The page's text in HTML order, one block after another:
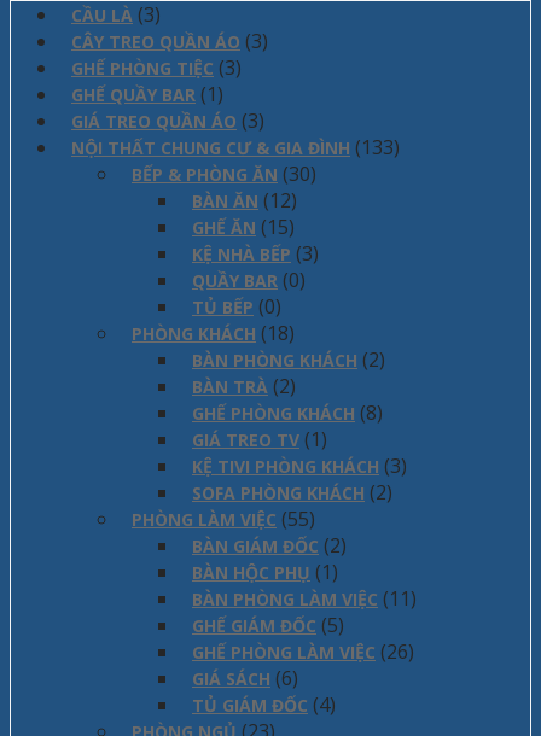
CẦU LÀ (3)
CÂY TREO QUẦN ÁO (3)
GHẾ PHÒNG TIỆC (3)
GHẾ QUẦY BAR (1)
GIÁ TREO QUẦN ÁO (3)
NỘI THẤT CHUNG CƯ & GIA ĐÌNH (133)
BẾP & PHÒNG ĂN (30)
BÀN ĂN (12)
GHẾ ĂN (15)
KỆ NHÀ BẾP (3)
QUẦY BAR (0)
TỦ BẾP (0)
PHÒNG KHÁCH (18)
BÀN PHÒNG KHÁCH (2)
BÀN TRÀ (2)
GHẾ PHÒNG KHÁCH (8)
GIÁ TREO TV (1)
KỆ TIVI PHÒNG KHÁCH (3)
SOFA PHÒNG KHÁCH (2)
PHÒNG LÀM VIỆC (55)
BÀN GIÁM ĐỐC (2)
BÀN HỘC PHỤ (1)
BÀN PHÒNG LÀM VIỆC (11)
GHẾ GIÁM ĐỐC (5)
GHẾ PHÒNG LÀM VIỆC (26)
GIÁ SÁCH (6)
TỦ GIÁM ĐỐC (4)